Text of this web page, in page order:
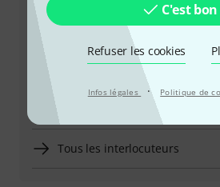
C'est bon
Refuser les cookies
Infos légales · Politique de
Demander un rappel
Plus d'options de contact
Retourner un produit
Tous les interlocuteurs